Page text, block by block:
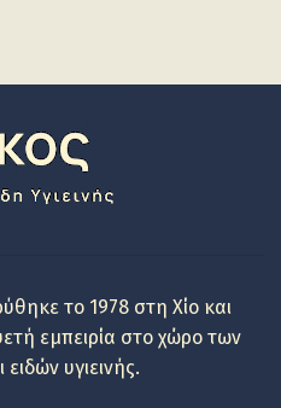
το 1978 στη Χίο και
εμπειρία στο χώρο των
υγιεινής.